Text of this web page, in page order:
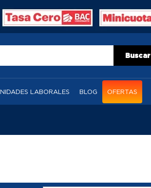
Buscar
LABORALES BLOG OFERTAS